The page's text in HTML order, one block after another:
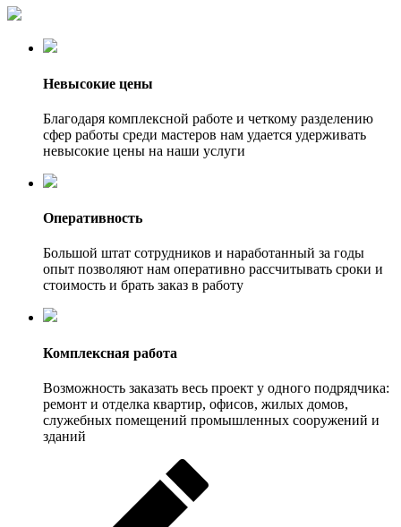
Невысокие цены
Благодаря комплексной работе и четкому разделению
сфер работы среди мастеров нам удается удерживать
невысокие цены на наши услуги
Оперативность
Большой штат сотрудников и наработанный за годы
опыт позволяют нам оперативно рассчитывать сроки и
стоимость и брать заказ в работу
Комплексная работа
Возможность заказать весь проект у одного подрядчика:
ремонт и отделка квартир, офисов, жилых домов,
служебных помещений промышленных сооружений и
зданий